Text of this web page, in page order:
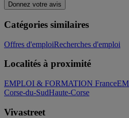
Donnez votre avis
Catégories similaires
Offres d'emploiRecherches d'emploi
Localités à proximité
EMPLOI & FORMATION France
Corse-du-SudHaute-Corse
Vivastreet